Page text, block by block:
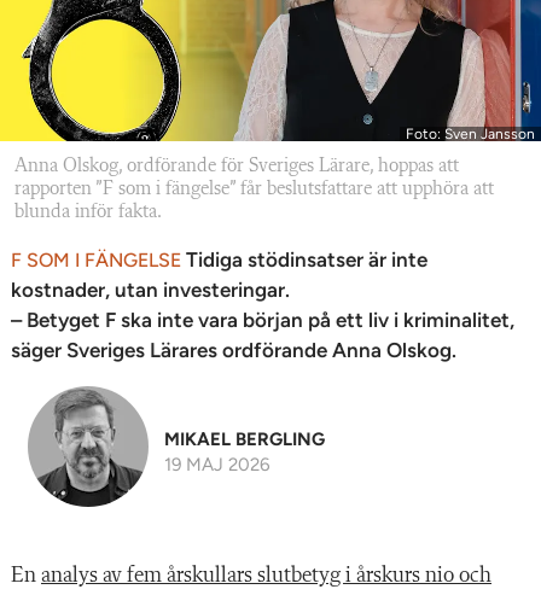
Foto: Sven Jansson
Anna Olskog, ordförande för Sveriges Lärare, hoppas att
rapporten ”F som i fängelse” får beslutsfattare att upphöra att
blunda inför fakta.
F SOM I FÄNGELSE Tidiga stödinsatser är inte
kostnader, utan investeringar.
– Betyget F ska inte vara början på ett liv i kriminalitet,
säger Sveriges Lärares ordförande Anna Olskog.
MIKAEL BERGLING
19 MAJ 2026
En analys av fem årskullars slutbetyg i årskurs nio och